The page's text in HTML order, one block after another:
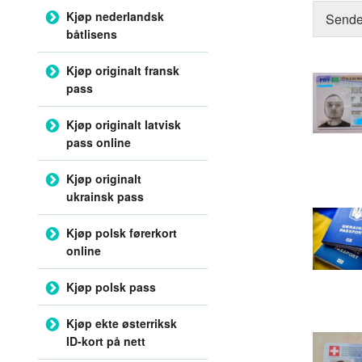
Kjøp nederlandsk
båtlisens
Kjøp originalt fransk
pass
Kjøp originalt latvisk
pass online
Kjøp originalt
ukrainsk pass
Kjøp polsk førerkort
online
Kjøp polsk pass
Kjøp ekte østerriksk
ID-kort på nett